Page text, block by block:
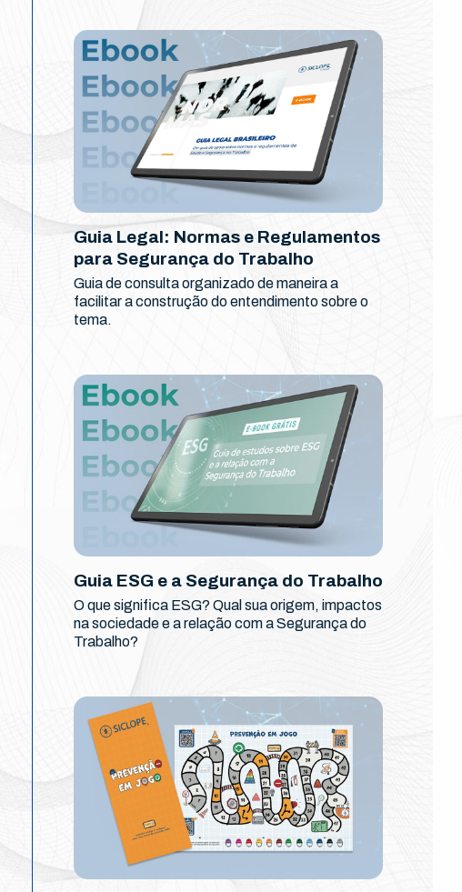
Guia Legal: Normas e Regulamentos
para Segurança do Trabalho
Guia de consulta organizado de maneira a
facilitar a construção do entendimento sobre o
tema.
Guia ESG e a Segurança do Trabalho
O que significa ESG? Qual sua origem, impactos
na sociedade e a relação com a Segurança do
Trabalho?